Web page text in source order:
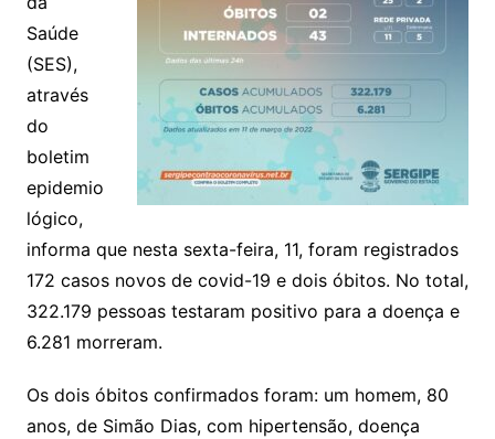
Saúde
(SES),
através
do
boletim
epidemio
lógico,
informa que nesta sexta-feira, 11, foram registrados
172 casos novos de covid-19 e dois óbitos. No total,
322.179 pessoas testaram positivo para a doença e
6.281 morreram.
Os dois óbitos confirmados foram: um homem, 80
anos, de Simão Dias, com hipertensão, doença